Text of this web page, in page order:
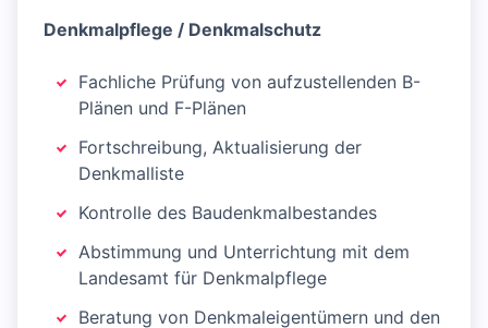
Denkmalpflege / Denkmalschutz
Fachliche Prüfung von aufzustellenden B-
Plänen und F-Plänen
Fortschreibung, Aktualisierung der
Denkmalliste
Kontrolle des Baudenkmalbestandes
Abstimmung und Unterrichtung mit dem
Landesamt für Denkmalpflege
Beratung von Denkmaleigentümern und den